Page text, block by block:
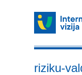
riziku-